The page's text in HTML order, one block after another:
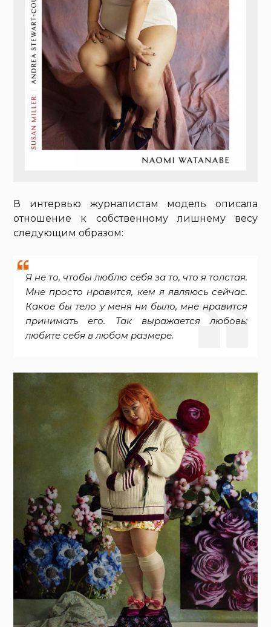
В интервью журналистам модель описала
отношение к собственному лишнему весу
следующим образом:
Я не то, чтобы люблю себя за то, что я толстая.
Мне просто нравится, кем я являюсь сейчас.
Какое бы тело у меня ни было, мне нравится
принимать его. Так выражается любовь:
любите себя в любом размере.